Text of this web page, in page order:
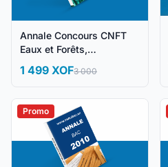
Annale Concours CNFT
Eaux et Forêts,
1 499 XOF3 000
Promo